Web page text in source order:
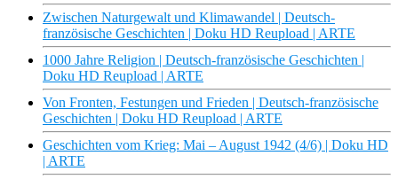
Zwischen Naturgewalt und Klimawandel | Deutsch-
französische Geschichten | Doku HD Reupload | ARTE
1000 Jahre Religion | Deutsch-französische Geschichten |
Doku HD Reupload | ARTE
Von Fronten, Festungen und Frieden | Deutsch-französische
Geschichten | Doku HD Reupload | ARTE
Geschichten vom Krieg: Mai – August 1942 (4/6) | Doku HD
| ARTE